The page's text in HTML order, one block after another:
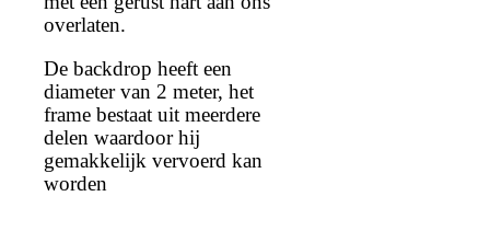
overlaten.
De backdrop heeft een
diameter van 2 meter, het
frame bestaat uit meerdere
delen waardoor hij
gemakkelijk vervoerd kan
worden